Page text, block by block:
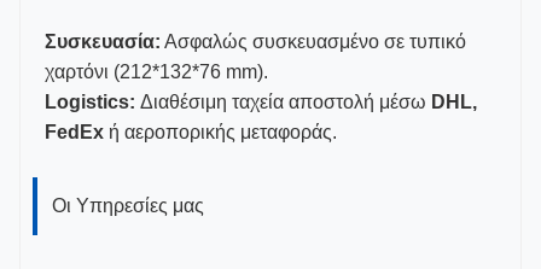
Πιστοποιήσεις
CE, ISO 13485, Πιστοποιημένο
FDA
Συσκευασία: Ασφαλώς συσκευασμένο σε τυπικό
χαρτόνι (212*132*76 mm).
Logistics: Διαθέσιμη ταχεία αποστολή μέσω DHL,
FedEx ή αεροπορικής μεταφοράς.
Οι Υπηρεσίες μας